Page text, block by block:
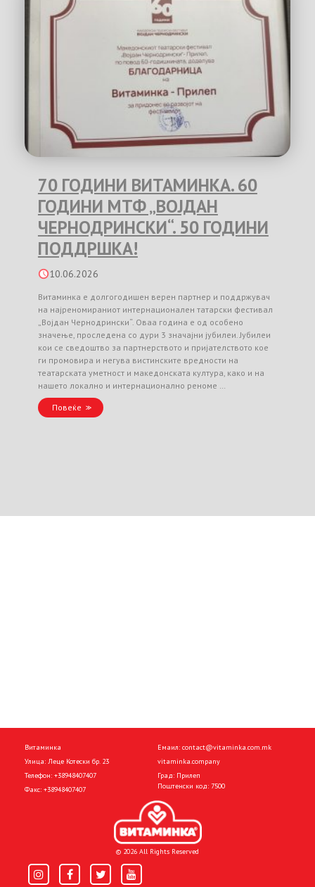
70 ГОДИНИ ВИТАМИНКА. 60
ГОДИНИ МТФ „ВОЈДАН
ЧЕРНОДРИНСКИ“. 50 ГОДИНИ
ПОДДРШКА!
10.06.2026
Витаминка е долгогодишен верен партнер и поддржувач
на најреномираниот интернационален татарски фестивал
„Војдан Чернодрински“. Оваа година е од особено
значење, проследена со дури 3 значајни јубилеи. Јубилеи
кои се сведоштво за партнерството и пријателството кое
ги промовира и негува вистинските вредности на
театарската уметност и македонската култура, како и на
нашето локално и интернационално реноме …
Повеќе
Витаминка
Улица: Леце Котески бр. 23
Телефон: +38948407407
Факс: +38948407407
Емаил: contact@vitaminka.com.mk
vitaminka.company
Град: Прилеп
Поштенски код: 7500
© 2026 All Rights Reserved